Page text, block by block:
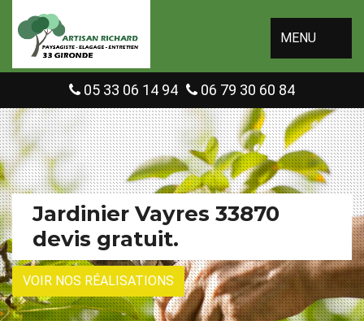
MENU
05 33 06 14 94 06 79 30 60 84
Jardinier Vayres 33870
devis gratuit.
VOIR NOS RÉALISATIONS